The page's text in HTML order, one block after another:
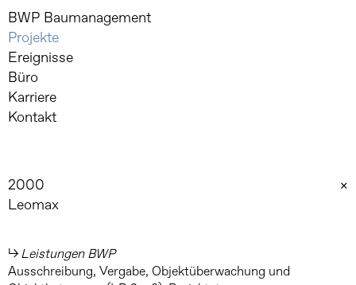
Skip
to
content
Projekte
Ereignisse
Büro
Karriere
Kontakt
BWP Baumanagement
2000
Leomax
×
Leistungen BWP
Ausschreibung, Vergabe, Objektüberwachung und